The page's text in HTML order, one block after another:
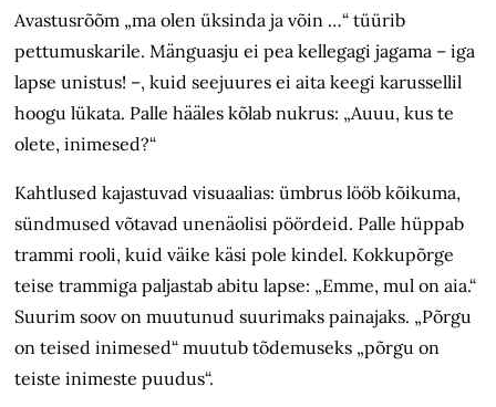
Avastusrõõm „ma olen üksinda ja võin …“ tüürib
pettumuskarile. Mänguasju ei pea kellegagi jagama – iga
lapse unistus! –, kuid seejuures ei aita keegi karussellil
hoogu lükata. Palle hääles kõlab nukrus: „Auuu, kus te
olete, inimesed?“
Kahtlused kajastuvad visuaalias: ümbrus lööb kõikuma,
sündmused võtavad unenäolisi pöördeid. Palle hüppab
trammi rooli, kuid väike käsi pole kindel. Kokkupõrge
teise trammiga paljastab abitu lapse: „Emme, mul on aia.“
Suurim soov on muutunud suurimaks painajaks. „Põrgu
on teised inimesed“ muutub tõdemuseks „põrgu on
teiste inimeste puudus“.